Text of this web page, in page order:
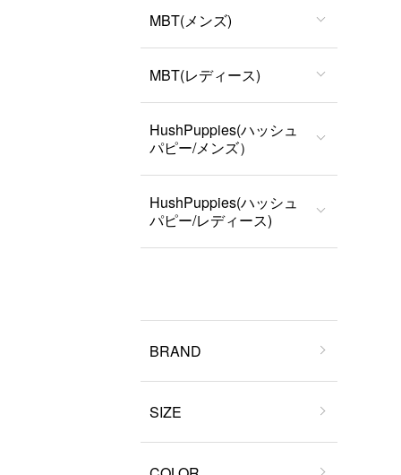
MBT(メンズ)
MBT(レディース)
HushPuppies(ハッシュ
パピー/メンズ）
HushPuppies(ハッシュ
パピー/レディース)
BRAND
SIZE